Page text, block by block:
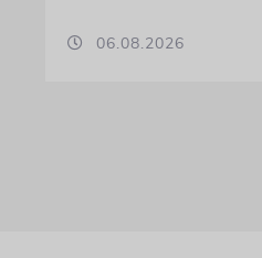
06.08.2026